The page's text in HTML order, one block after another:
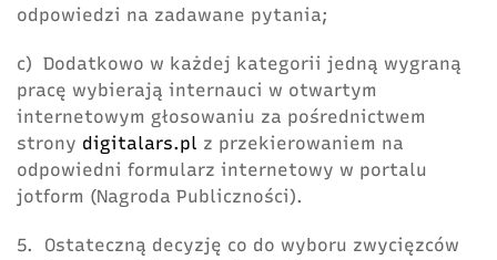
odpowiedzi na zadawane pytania;
c) Dodatkowo w każdej kategorii jedną wygraną
pracę wybierają internauci w otwartym
internetowym głosowaniu za pośrednictwem
strony digitalars.pl z przekierowaniem na
odpowiedni formularz internetowy w portalu
jotform (Nagroda Publiczności).
5. Ostateczną decyzję co do wyboru zwycięzców